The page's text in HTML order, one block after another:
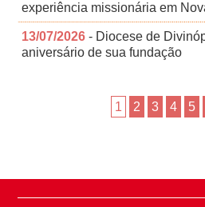
experiência missionária em
13/07/2026 - Diocese de
aniversário de sua fundação
1 2 3 4 5